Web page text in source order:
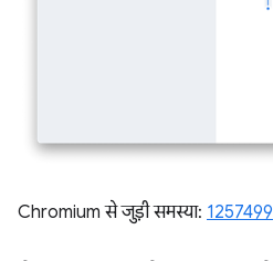
Chromium से जुड़ी समस्या: 1257499